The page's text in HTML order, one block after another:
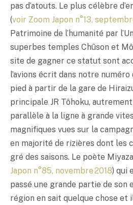
pas d’atouts. Le plus célèbre
(voir Zoom Japon n°13,
Patrimoine de l’humanité par
superbes temples Chûson et
site de gagner ce statut sont
l’avions écrit dans notre numéro
pied à partir de la gare de
principale JR Tôhoku,
parallèle à la ligne à grande
magnifiques vues sur la
en majorité de rizières dont les
gré des saisons. Le poète
Japon n°85, novembre 2018) qui
passé une grande partie de son
région en sait quelque chose et